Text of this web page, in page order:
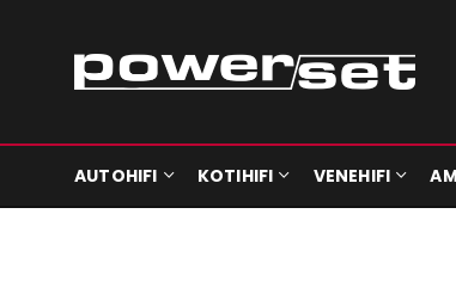
AUTOHIFI KOTIHIFI VENEHIFI